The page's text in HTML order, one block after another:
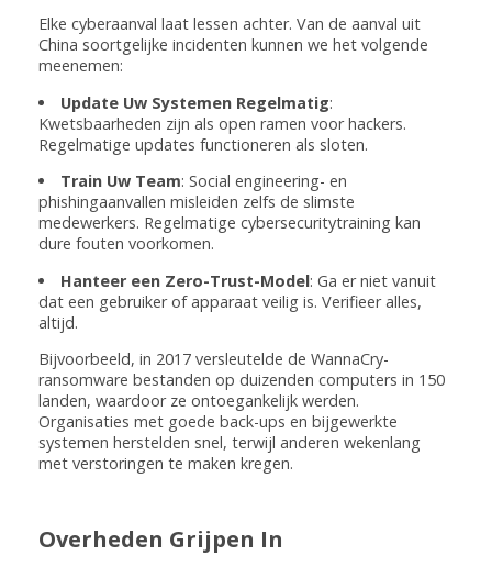
Elke cyberaanval laat lessen achter. Van de aanval uit
China soortgelijke incidenten kunnen we het volgende
meenemen:
Update Uw Systemen Regelmatig:
Kwetsbaarheden zijn als open ramen voor hackers.
Regelmatige updates functioneren als sloten.
Train Uw Team: Social engineering- en
phishingaanvallen misleiden zelfs de slimste
medewerkers. Regelmatige cybersecuritytraining kan
dure fouten voorkomen.
Hanteer een Zero-Trust-Model: Ga er niet vanuit
dat een gebruiker of apparaat veilig is. Verifieer alles,
altijd.
Bijvoorbeeld, in 2017 versleutelde de WannaCry-
ransomware bestanden op duizenden computers in 150
landen, waardoor ze ontoegankelijk werden.
Organisaties met goede back-ups en bijgewerkte
systemen herstelden snel, terwijl anderen wekenlang
met verstoringen te maken kregen.
Overheden Grijpen In